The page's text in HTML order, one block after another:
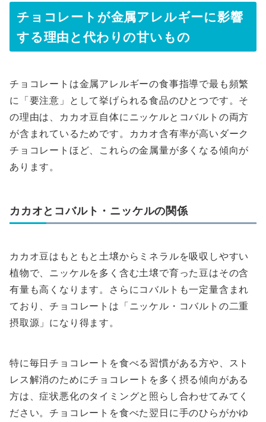
チョコレートが金属アレルギーに影響
する理由と代わりの甘いもの
チョコレートは金属アレルギーの食事指導で最も頻繁
に「要注意」として挙げられる食品のひとつです。そ
の理由は、カカオ豆自体にニッケルとコバルトの両方
が含まれているためです。カカオ含有率が高いダーク
チョコレートほど、これらの金属量が多くなる傾向が
あります。
カカオとコバルト・ニッケルの関係
カカオ豆はもともと土壌からミネラルを吸収しやすい
植物で、ニッケルを多く含む土壌で育った豆はその含
有量も高くなります。さらにコバルトも一定量含まれ
ており、チョコレートは「ニッケル・コバルトの二重
摂取源」になり得ます。
特に毎日チョコレートを食べる習慣がある方や、スト
レス解消のためにチョコレートを多く摂る傾向がある
方は、症状悪化のタイミングと照らし合わせてみてく
ださい。チョコレートを食べた翌日に手のひらがかゆ